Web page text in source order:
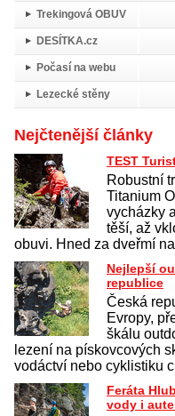
Trekingová OBUV
DESÍTKA.cz
Počasí na webu
Lezecké stěny
Nejčtenější články
TEST
Robustní
Titanium
vycházky
těší, až
obuvi. Hned za dveřmí
Nejlepší
republice
Česká
Evropy,
škálu
lezení na pískovcových
vodáctví nebo cyklistiku
Feráta
vody i